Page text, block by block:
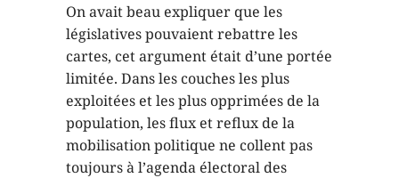
On avait beau expliquer que les
législatives pouvaient rebattre les
cartes, cet argument était d’une portée
limitée. Dans les couches les plus
exploitées et les plus opprimées de la
population, les flux et reflux de la
mobilisation politique ne collent pas
toujours à l’agenda électoral des